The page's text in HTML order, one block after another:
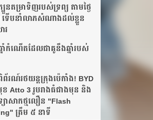
នតម្រាទិញរបស់ទ្រព្យ តាមថ្ងៃ
ើបនាំលាភសំណាងដល់ខ្លួន
រ
ាំ​កំណើត​ដែល​ជា​គូ​នឹង​ឆ្នាំ​របស់​
ព័រណ៍រថយន្តក្រុងប៉េកាំង! BYD
ខ Atto 3 រូបរាងធំជាងមុន និង
ទ្យាសាកថ្មលឿន "Flash
ត្រឹម ៥ នាទី